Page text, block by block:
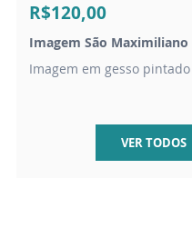
R$120,00
Imagem São Maximiliano
Imagem em gesso
VER TODOS